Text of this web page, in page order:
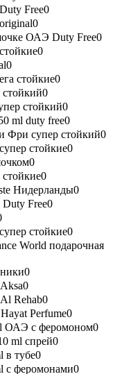
Free0
0
ОАЭ Duty Free0
0
0
стойкие0
0
стойкий0
ml duty free0
Фри супер стойкий0
стойкие0
0
0
Нидерланды0
Free0
стойкие0
World подарочная
0
0
Rehab0
Perfume0
ОАЭ с феромоном0
ml спрей0
в тубе0
с феромонами0